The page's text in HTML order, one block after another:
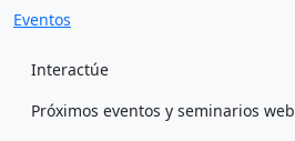
Eventos
Interactúe
Próximos eventos y seminarios web